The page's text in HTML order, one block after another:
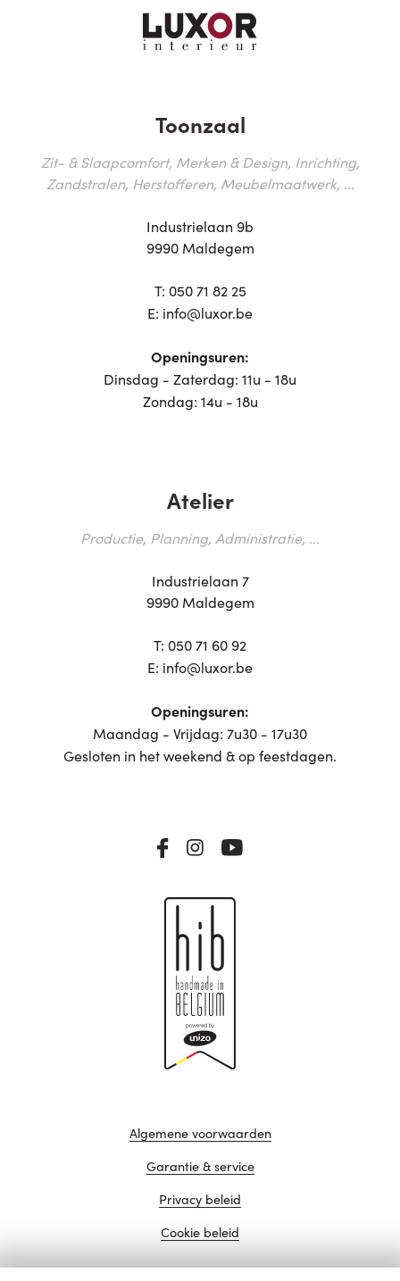
Toonzaal
Zit- & Slaapcomfort, Merken & Design, Inrichting,
Zandstralen, Herstofferen, Meubelmaatwerk, ...
Industrielaan 9b
9990 Maldegem
T: 050 71 82 25
E: info@luxor.be
Openingsuren:
Dinsdag - Zaterdag: 11u - 18u
Zondag: 14u - 18u
Atelier
Productie, Planning, Administratie, ...
Industrielaan 7
9990 Maldegem
T: 050 71 60 92
E: info@luxor.be
Openingsuren:
Maandag - Vrijdag: 7u30 - 17u30
Gesloten in het weekend & op feestdagen.
Algemene voorwaarden
Garantie & service
Privacy beleid
Cookie beleid